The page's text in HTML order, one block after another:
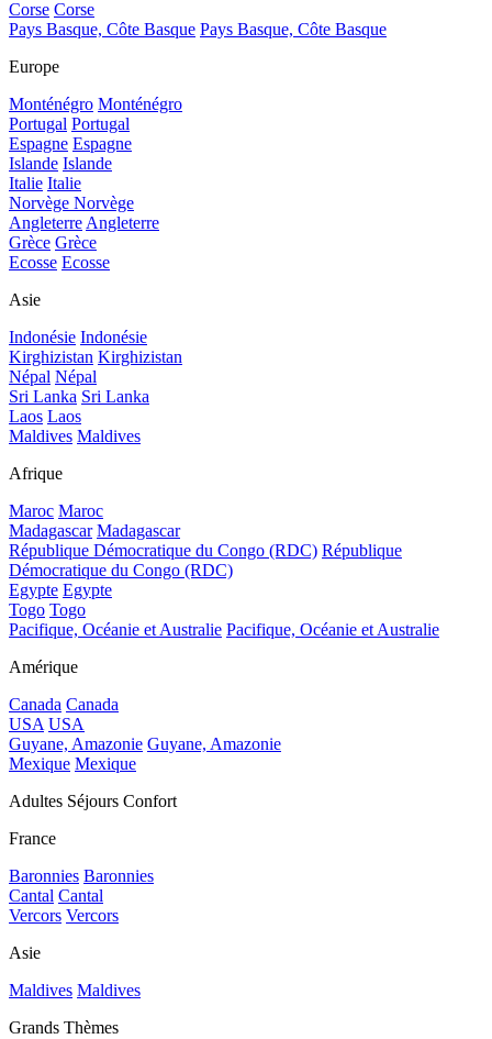
Corse Corse
Pays Basque, Côte Basque Pays Basque, Côte Basque
Europe
Monténégro Monténégro
Portugal Portugal
Espagne Espagne
Islande Islande
Italie Italie
Norvège Norvège
AngleterreAngleterre
Grèce Grèce
Ecosse Ecosse
Asie
Indonésie Indonésie
Kirghizistan Kirghizistan
Népal Népal
Sri Lanka Sri Lanka
Laos Laos
Maldives Maldives
Afrique
Maroc Maroc
Madagascar Madagascar
République Démocratique du Congo (RDC) République
Démocratique du Congo (RDC)
Egypte Egypte
Togo Togo
Pacifique, Océanie et Australie Pacifique, Océanie et Australie
Amérique
Canada Canada
USA USA
Guyane, Amazonie Guyane, Amazonie
Mexique Mexique
Adultes Séjours Confort
France
Baronnies Baronnies
Cantal Cantal
Vercors Vercors
Asie
Maldives Maldives
Grands Thèmes